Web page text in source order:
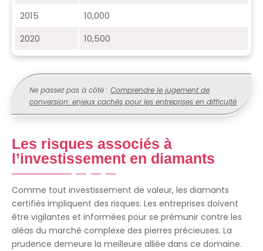
2015
10,000
2020
10,500
Ne passez pas à côté : Comprendre le jugement de
conversion: enjeux cachés pour les entreprises en difficulté
Les risques associés à
l’investissement en diamants
Comme tout investissement de valeur, les diamants
certifiés impliquent des risques. Les entreprises doivent
être vigilantes et informées pour se prémunir contre les
aléas du marché complexe des pierres précieuses. La
prudence demeure la meilleure alliée dans ce domaine.